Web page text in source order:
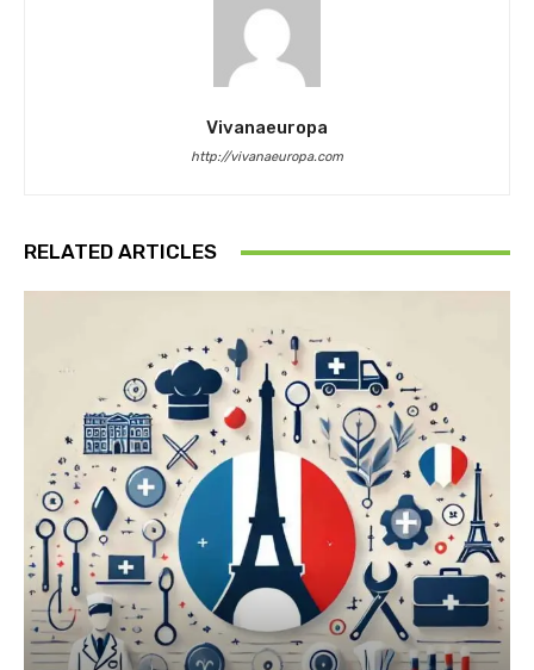
Vivanaeuropa
http://vivanaeuropa.com
RELATED ARTICLES